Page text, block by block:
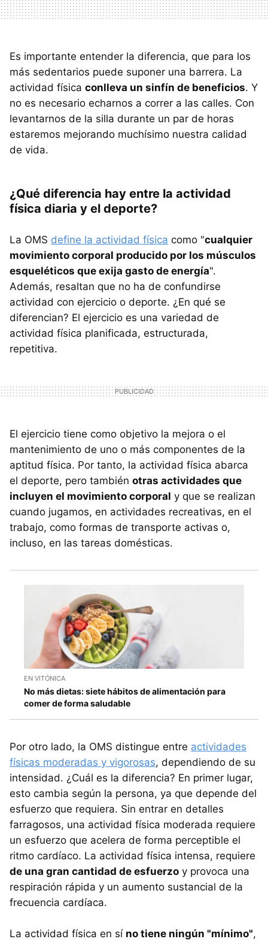
Es importante entender la diferencia, que para los
más sedentarios puede suponer una barrera. La
actividad física conlleva un sinfín de beneficios. Y
no es necesario echarnos a correr a las calles. Con
levantarnos de la silla durante un par de horas
estaremos mejorando muchísimo nuestra calidad
de vida.
¿Qué diferencia hay entre la actividad
física diaria y el deporte?
La OMS define la actividad física como "cualquier
movimiento corporal producido por los músculos
esqueléticos que exija gasto de energía".
Además, resaltan que no ha de confundirse
actividad con ejercicio o deporte. ¿En qué se
diferencian? El ejercicio es una variedad de
actividad física planificada, estructurada,
repetitiva.
El ejercicio tiene como objetivo la mejora o el
mantenimiento de uno o más componentes de la
aptitud física. Por tanto, la actividad física abarca
el deporte, pero también otras actividades que
incluyen el movimiento corporal y que se realizan
cuando jugamos, en actividades recreativas, en el
trabajo, como formas de transporte activas o,
incluso, en las tareas domésticas.
EN VITÓNICA
No más dietas: siete hábitos de alimentación para
comer de forma saludable
Por otro lado, la OMS distingue entre actividades
físicas moderadas y vigorosas, dependiendo de su
intensidad. ¿Cuál es la diferencia? En primer lugar,
esto cambia según la persona, ya que depende del
esfuerzo que requiera. Sin entrar en detalles
farragosos, una actividad física moderada requiere
un esfuerzo que acelera de forma perceptible el
ritmo cardíaco. La actividad física intensa, requiere
de una gran cantidad de esfuerzo y provoca una
respiración rápida y un aumento sustancial de la
frecuencia cardíaca.
La actividad física en sí no tiene ningún "mínimo",